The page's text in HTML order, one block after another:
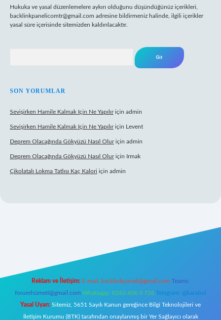
Hukuka ve yasal düzenlemelere aykırı olduğunu düşündüğünüz içerikleri,
backlinkpanelicomtr@gmail.com adresine bildirmeniz halinde, ilgili içerikler
yasal süre içerisinde sitemizden kaldırılacaktır.
SON YORUMLAR
Sevişirken Hamile Kalmak Için Ne Yapılıriçin admin
Sevişirken Hamile Kalmak Için Ne Yapılıriçin Levent
Deprem Olacağında Gökyüzü Nasıl Oluriçin admin
Deprem Olacağında Gökyüzü Nasıl Oluriçin Irmak
Çikolatalı Lokma Tatlısı Kaç Kalori için admin
Reklam ve İletişim: E-mail: backlinkpaneli@gmail.com Teams:
forumhizmeti@gmail.com Whatsapp: 0262 606 0 726 Telegram: @karabul
Yasal Uyarı: Sitemiz, 5651 Sayılı Kanun gereğince Bilgi Teknolojileri ve
İletişim Kurumu (BTK) tarafından onaylanmış bir Yer Sağlayıcı olarak